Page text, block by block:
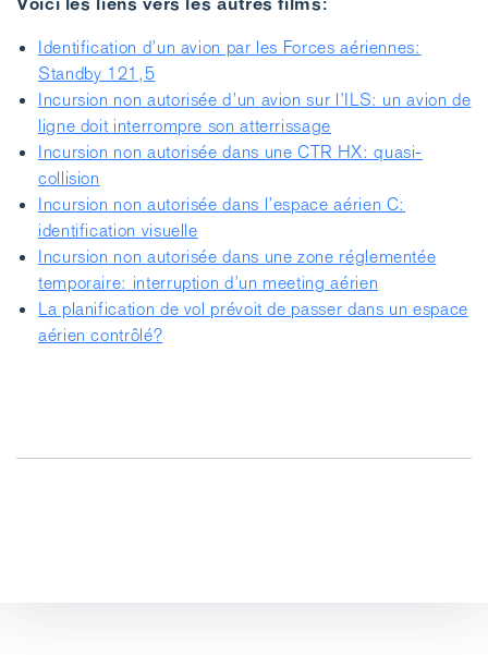
Identification d’un avion par les Forces aériennes:
Standby 121,5
Incursion non autorisée d’un avion sur l’ILS: un avion de
ligne doit interrompre son atterrissage
Incursion non autorisée dans une CTR HX: quasi-
collision
Incursion non autorisée dans l’espace aérien C:
identification visuelle
Incursion non autorisée dans une zone réglementée
temporaire: interruption d’un meeting aérien
La planification de vol prévoit de passer dans un espace
aérien contrôlé?